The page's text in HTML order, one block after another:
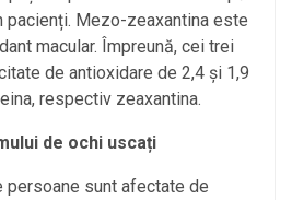
pacienți. Mezo-zeaxantina este
macular. Împreună, cei trei
de antioxidare de 2,4 și 1,9
respectiv zeaxantina.
de ochi uscați
persoane sunt afectate de